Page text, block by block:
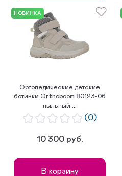
НОВИНКА
Ортопедические детские
ботинки Orthoboom 80123-06
пыльный ...
(0)
10 300 руб.
В корзину